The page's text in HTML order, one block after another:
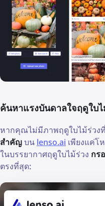
ค้นหาแรงบันดาลใจฤดูใบไ
หากคุณไม่มีภาพฤดูใบไม้ร่วงที่
สำคัญบน lenso.ai เพียงแค่
ในบรรยากาศฤดูใบไม้ร่วง กร
ตรงที่สุด: